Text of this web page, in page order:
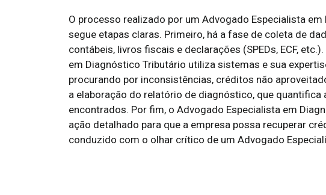
O processo realizado por um Advogado Especialista
segue etapas claras. Primeiro, há a fase de coleta de
contábeis, livros fiscais e declarações (SPEDs, ECF,
em Diagnóstico Tributário utiliza sistemas e sua
procurando por inconsistências, créditos não
a elaboração do relatório de diagnóstico, que
encontrados. Por fim, o Advogado Especialista em
ação detalhado para que a empresa possa recuperar
conduzido com o olhar crítico de um Advogado